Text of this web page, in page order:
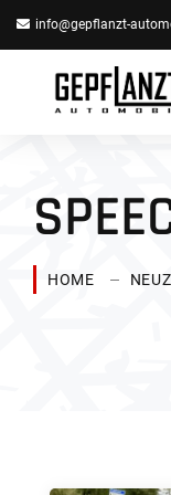
info@gepflanzt-
HOME